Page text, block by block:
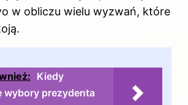
w obliczu wielu wyzwań, które
Kiedy
wybory prezydenta